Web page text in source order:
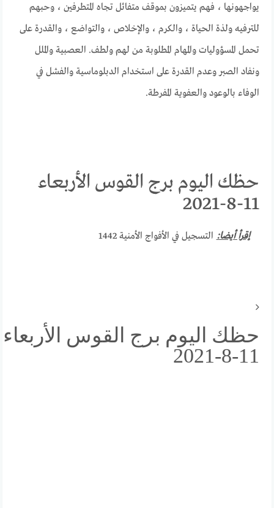
يواجهونها ، فهم يتميزون بموقف متفائل تجاه المتطرفين ، وحبهم
للترفيه ولذة الحياة ، والكرم ، والإخلاص ، والتواضع ، والقدرة على
تحمل المسؤوليات والمهام المطلوبة من لهم ولطف. العصبية والملل
ونفاد الصبر وعدم القدرة على استخدام الدبلوماسية والفشل في
الوفاء بالوعود والعفوية المفرطة.
حظك اليوم برج القوس الأربعاء
11-8-2021
إقرأ أيضا: التسجيل في الأفواج الأمنية 1442
حظك اليوم برج القوس الأربعاء
11-8-2021